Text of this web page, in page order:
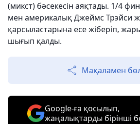
(микст) бәсекесін аяқтады. 1/4
мен америкалық Джеймс Трэйси
қарсыластарына есе жіберіп,
шығып қалды.
Мақаламен
Google-ға қосылып,
жаңалықтарды бірінші